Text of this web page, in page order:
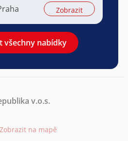
Zobrazit
všechny nabídky
v.o.s.
Zobrazit na mapě